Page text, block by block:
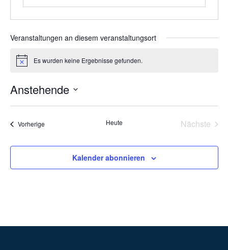
Veranstaltungen an diesem veranstaltungsort
HinweisEs wurden keine Ergebnisse gefunden.
Anstehende
wählen.
VorherigeVeranstaltungen Heute Nächste
Kalender abonnieren